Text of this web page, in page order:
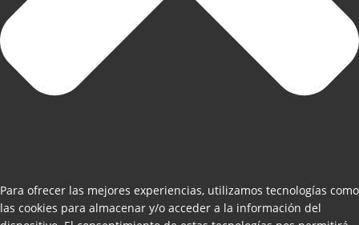
Para ofrecer las mejores experiencias, utilizamos tecnologías como
las cookies para almacenar y/o acceder a la información del